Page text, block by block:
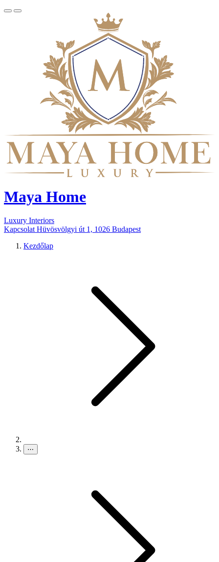
Maya Home
Luxury Interiors
Kapcsolat Hüvösvölgyi út 1, 1026 Budapest
Kezdőlap
⋯